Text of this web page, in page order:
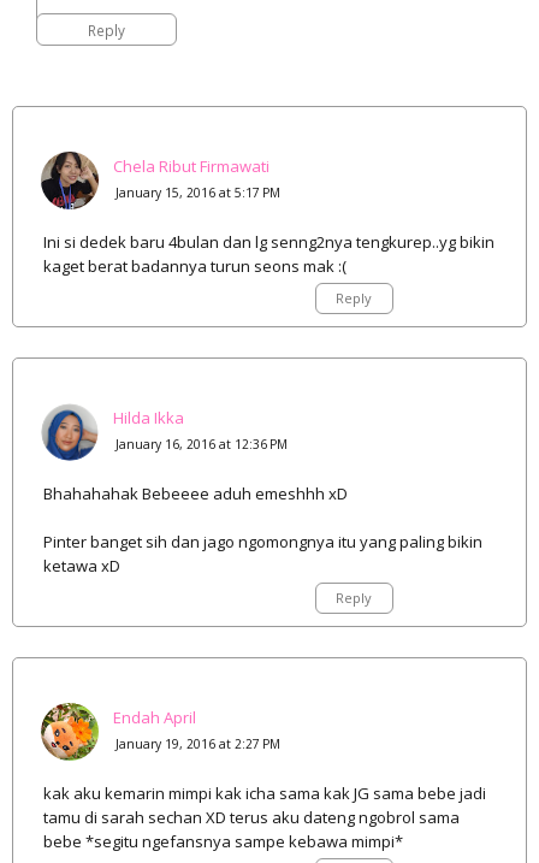
Reply
Chela Ribut Firmawati
January 15, 2016 at 5:17 PM
Ini si dedek baru 4bulan dan lg senng2nya tengkurep..yg bikin
kaget berat badannya turun seons mak :(
Reply
Hilda Ikka
January 16, 2016 at 12:36 PM
Bhahahahak Bebeeee aduh emeshhh xD
Pinter banget sih dan jago ngomongnya itu yang paling bikin
ketawa xD
Reply
Endah April
January 19, 2016 at 2:27 PM
kak aku kemarin mimpi kak icha sama kak JG sama bebe jadi
tamu di sarah sechan XD terus aku dateng ngobrol sama
bebe *segitu ngefansnya sampe kebawa mimpi*